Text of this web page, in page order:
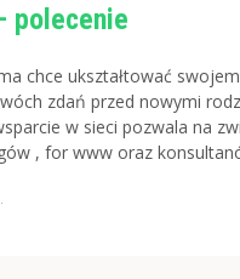
polecenie
chce ukształtować
zdań przed nowymi
w sieci pozwala na
, for www oraz
·